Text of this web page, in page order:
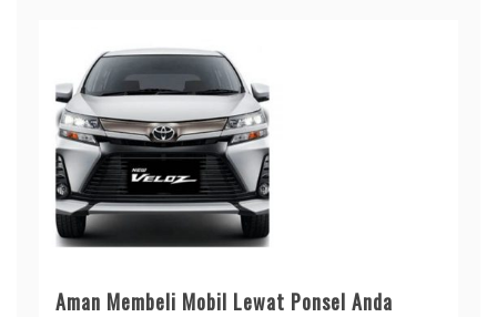
Aman Membeli Mobil Lewat Ponsel Anda